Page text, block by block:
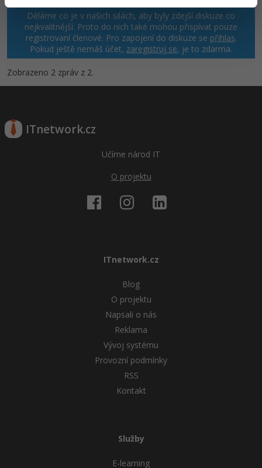
Děláme co je v našich silách, aby byly zdejší diskuze co
nejkvalitnější. Proto do nich také mohou přispívat pouze
registrovaní členové. Pro zapojení do diskuze se přihlas.
Pokud ještě nemáš účet, zaregistruj se, je to zdarma.
Zobrazeno 2 zpráv z 2.
ITnetwork.cz
Učíme národ IT
O projektu
ITnetwork.cz
Blog
O projektu
Napsali o nás
Reklama
Vývoj systému
Provozní podmínky
RSS
Kontakt
Služby
E-learning